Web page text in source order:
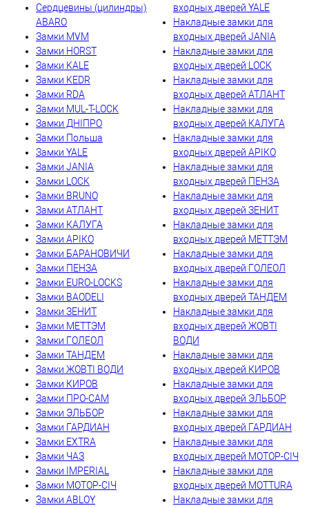
Сердцевины (цилиндры)
ABARO
Замки MVM
Замки HORST
Замки KALE
Замки KEDR
Замки RDA
Замки MUL-T-LOCK
Замки ДНІПРО
Замки Польша
Замки YALE
Замки JANIA
Замки LOCK
Замки BRUNO
Замки АТЛАНТ
Замки КАЛУГА
Замки АРІКО
Замки БАРАНОВИЧИ
Замки ПЕНЗА
Замки EURO-LOCKS
Замки BAODELI
Замки ЗЕНИТ
Замки МЕТТЭМ
Замки ГОЛЕОЛ
Замки ТАНДЕМ
Замки ЖОВТІ ВОДИ
Замки КИРОВ
Замки ПРО-САМ
Замки ЭЛЬБОР
Замки ГАРДИАН
Замки EXTRA
Замки ЧАЗ
Замки IMPERIAL
Замки МОТОР-СІЧ
Замки ABLOY
входных дверей YALE
Накладные замки для
входных дверей JANIA
Накладные замки для
входных дверей LOCK
Накладные замки для
входных дверей АТЛАНТ
Накладные замки для
входных дверей КАЛУГА
Накладные замки для
входных дверей АРІКО
Накладные замки для
входных дверей ПЕНЗА
Накладные замки для
входных дверей ЗЕНИТ
Накладные замки для
входных дверей МЕТТЭМ
Накладные замки для
входных дверей ГОЛЕОЛ
Накладные замки для
входных дверей ТАНДЕМ
Накладные замки для
входных дверей ЖОВТІ
ВОДИ
Накладные замки для
входных дверей КИРОВ
Накладные замки для
входных дверей ЭЛЬБОР
Накладные замки для
входных дверей ГАРДИАН
Накладные замки для
входных дверей МОТОР-СІЧ
Накладные замки для
входных дверей MOTTURA
Накладные замки для